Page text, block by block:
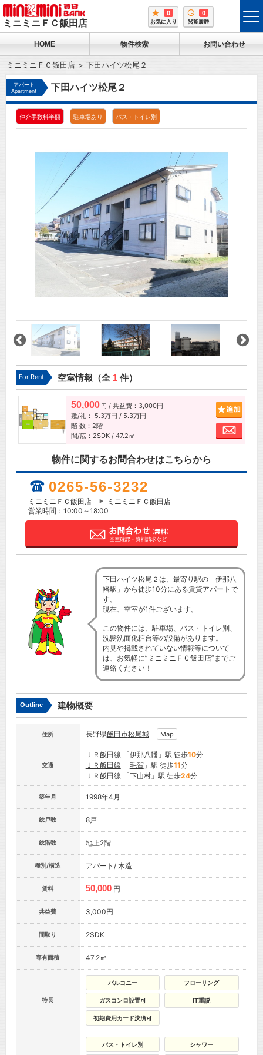
ミニミニＦＣ飯田店
0
お気に入り
0
閲覧履歴
HOME 物件検索 お問い合わせ
ミニミニＦＣ飯田店 下田ハイツ松尾２
アパート
Apartment
下田ハイツ松尾２
仲介手数料半額 駐車場あり バス・トイレ別
For Rent 空室情報（全 1件）
50,000 円 / 共益費：3,000円
敷/礼： 5.3万円 / 5.3万円
階 数：2階
間/広：2SDK / 47.2㎡
お問
物件に関するお問合わせはこちらから
0265-56-3232
ミニミニＦＣ飯田店
ミニミニＦＣ飯田店
営業時間：10:00～18:00
下田ハイツ松尾２は、最寄り駅の「伊那八
幡駅」から徒歩10分にある賃貸アパートで
す。
現在、空室が1件ございます。
この物件には、駐車場、バス・トイレ別、
洗髪洗面化粧台等の設備があります。
内見や掲載されていない情報等について
は、お気軽に”ミニミニＦＣ飯田店”までご
連絡ください！
Outline 建物概要
住所 長野県飯田市松尾城 Map
交通
ＪＲ飯田線 「伊那八幡」駅 徒歩10分
ＪＲ飯田線 「毛賀」駅 徒歩11分
ＪＲ飯田線 「下山村」駅 徒歩24分
築年月 1998年4月
総戸数 8戸
総階数 地上2階
種別/構造 アパート/ 木造
賃料 50,000 円
共益費 3,000円
間取り 2SDK
専有面積 47.2㎡
特長
バルコニー フローリング
ガスコンロ設置可 IT重説
初期費用カード決済可
バス・トイレ別 シャワー